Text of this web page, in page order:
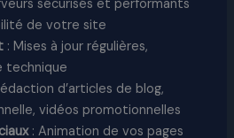
sécurisés et performants
de votre site
: Mises à jour régulières,
technique
d’articles de blog,
vidéos promotionnelles
: Animation de vos pages